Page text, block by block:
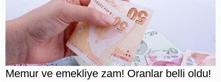
Memur ve emekliye zam! Oranlar belli oldu!